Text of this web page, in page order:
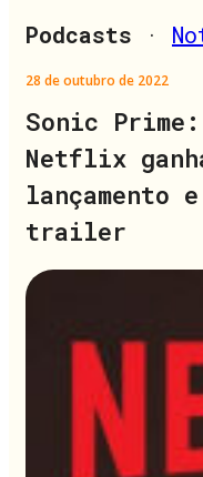
Podcasts ·
28 de outubro de 2022
Sonic
Netflix
lançamento
trailer